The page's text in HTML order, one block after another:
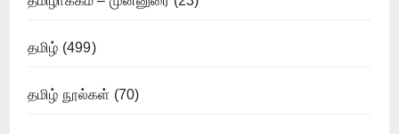
தமிழ் (499)
தமிழ் நூல்கள் (70)